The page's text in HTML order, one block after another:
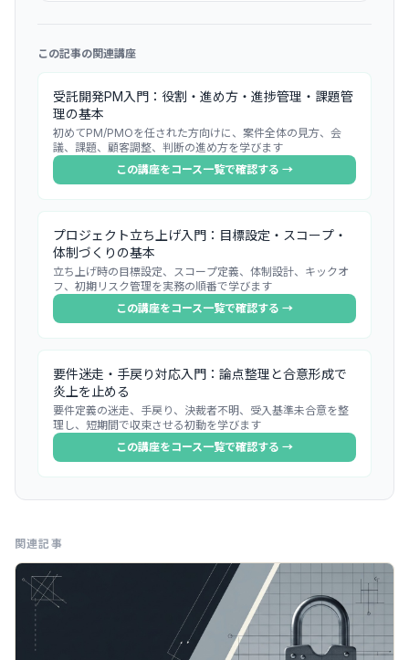
この記事の関連講座
受託開発PM入門：役割・進め方・進捗管理・課題管
理の基本
初めてPM/PMOを任された方向けに、案件全体の見方、会
議、課題、顧客調整、判断の進め方を学びます
この講座をコース一覧で確認する →
プロジェクト立ち上げ入門：目標設定・スコープ・
体制づくりの基本
立ち上げ時の目標設定、スコープ定義、体制設計、キックオ
フ、初期リスク管理を実務の順番で学びます
この講座をコース一覧で確認する →
要件迷走・手戻り対応入門：論点整理と合意形成で
炎上を止める
要件定義の迷走、手戻り、決裁者不明、受入基準未合意を整
理し、短期間で収束させる初動を学びます
この講座をコース一覧で確認する →
関連記事